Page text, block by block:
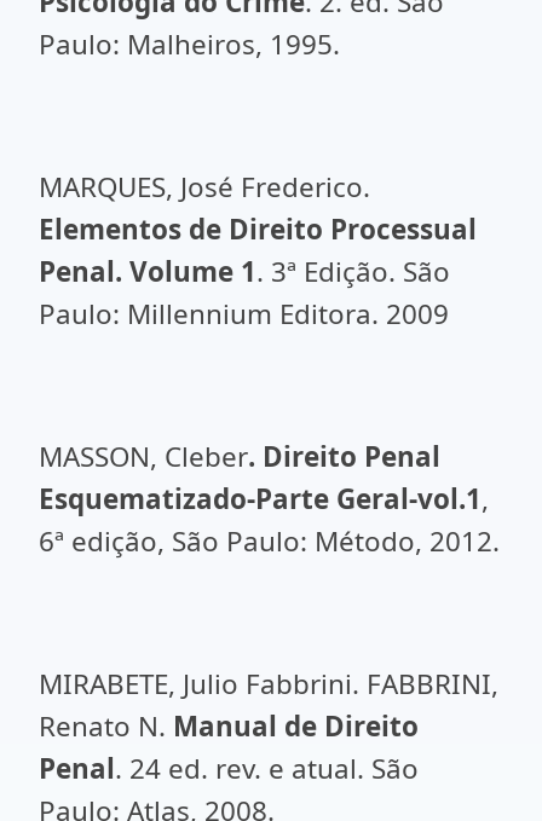
Paulo: Malheiros, 1995.
MARQUES, José Frederico.
Elementos de Direito Processual
Penal. Volume 1. 3ª Edição. São
Paulo: Millennium Editora. 2009
MASSON, Cleber. Direito Penal
Esquematizado-Parte Geral-vol.1,
6ª edição, São Paulo: Método, 2012.
MIRABETE, Julio Fabbrini. FABBRINI,
Renato N. Manual de Direito
Penal. 24 ed. rev. e atual. São
Paulo: Atlas, 2008.